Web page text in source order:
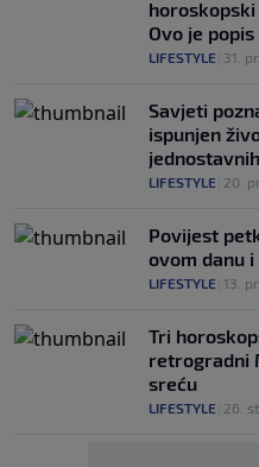
Ovo je popis
LIFESTYLE 31.
Savjeti
ispunjen
LIFESTYLE 20.
Povijest
ovom danu
LIFESTYLE 13.
Tri
retrogradni
sreću
LIFESTYLE 26.